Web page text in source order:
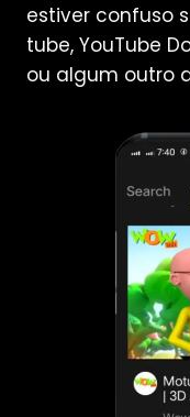
estiver confuso
tube, YouTube
ou algum outro